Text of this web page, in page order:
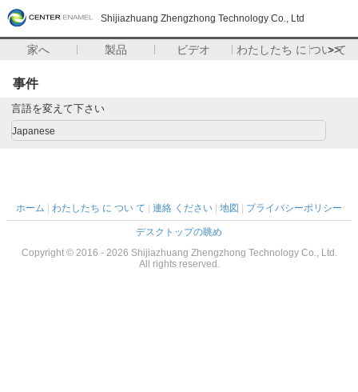
Shijiazhuang Zhengzhong Technology Co., Ltd
家へ 製品 ビデオ わたしたち に つい て
>>
事件
言語を変えて下さい
Japanese
ホーム わたしたち に つい て 連絡 ください 地図 プライバシーポリシー
デスクトップの眺め
Copyright © 2016 - 2026 Shijiazhuang Zhengzhong Technology Co., Ltd.
All rights reserved.